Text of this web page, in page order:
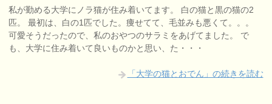
私が勤める大学にノラ猫が住み着いてます。 白の猫と黒の猫の2
匹。 最初は、白の1匹でした。痩せてて、毛並みも悪くて。。。
可愛そうだったので、私のおやつのサラミをあげてました。 で
も、大学に住み着いて良いものかと思い、た・・・
「大学の猫とおでん」の続きを読む